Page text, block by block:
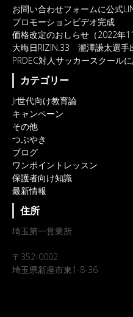
お問い合わせフォームに公式
プロモーションビデオ完成
価格改定のおしらせ（2022年
大晦日RIZIN.33 瀧澤謙太選手
PRDEC対人サッカースクール
カテゴリー
Jr世代向け教育論
キャンペーン
その他
つぶやき
ブログ
ワンポイントレッスン
保護者向け知識
最新情報
住所
埼玉第一営業所
〒352-0002
埼玉県新座市東1-8-36